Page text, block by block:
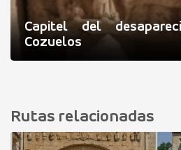
Capitel del
Cozuelos
Rutas relacionadas